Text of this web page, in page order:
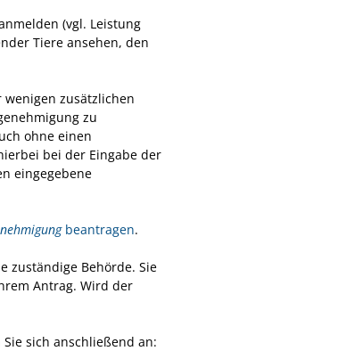
(vgl. Leistung
Tiere ansehen, den
zusätzlichen
zu
ohne einen
bei der Eingabe der
eingegebene
beantragen.
zuständige Behörde. Sie
Antrag. Wird der
sich anschließend an: